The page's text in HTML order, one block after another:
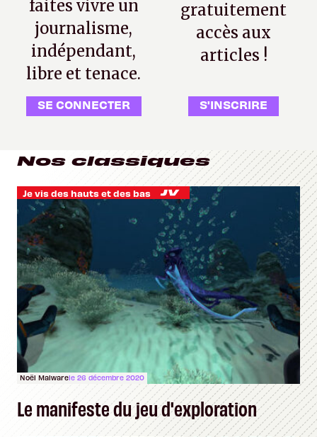
faites vivre un
journalisme,
indépendant,
libre et tenace.
SE CONNECTER
gratuitement
accès aux
articles !
S'INSCRIRE
Nos classiques
Je vis des hauts et des bas
Noël Malwarele 26 décembre 2020
Le manifeste du jeu d'exploration